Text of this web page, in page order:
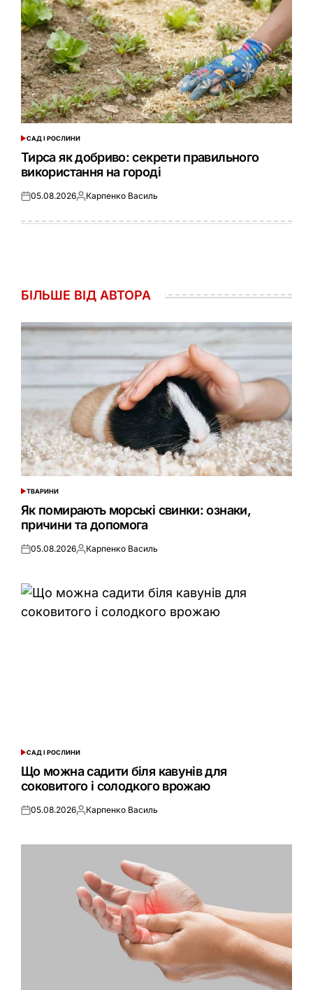
ОПУБЛІКУВАТИ
У
САД І РОСЛИНИ
Тирса як добриво: секрети правильного
використання на городі
Оприлюднено
05.08.2026Опубліковано
Карпенко Василь
БІЛЬШЕ ВІД АВТОРА
ОПУБЛІКУВАТИ
У
ТВАРИНИ
Як помирають морські свинки: ознаки,
причини та допомога
Оприлюднено
05.08.2026Опубліковано
Карпенко Василь
ОПУБЛІКУВАТИ
У
САД І РОСЛИНИ
Що можна садити біля кавунів для
соковитого і солодкого врожаю
Оприлюднено
05.08.2026Опубліковано
Карпенко Василь